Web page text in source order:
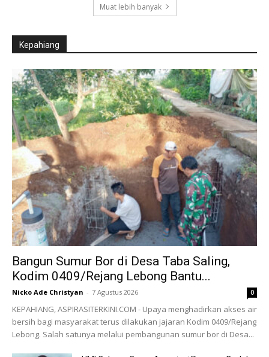
Muat lebih banyak
Kepahiang
Bangun Sumur Bor di Desa Taba Saling,
Kodim 0409/Rejang Lebong Bantu...
Nicko Ade Christyan - 7 Agustus 2026 0
KEPAHIANG, ASPIRASITERKINI.COM - Upaya menghadirkan akses air
bersih bagi masyarakat terus dilakukan jajaran Kodim 0409/Rejang
Lebong. Salah satunya melalui pembangunan sumur bor di Desa...